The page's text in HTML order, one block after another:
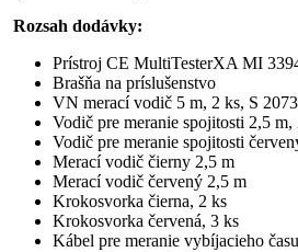
Rozsah dodávky:
Prístroj CE MultiTesterXA MI
Brašňa na príslušenstvo
VN merací vodič 5 m, 2 ks, S
Vodič pre meranie spojitosti 2,5 m,
Vodič pre meranie spojitosti
Merací vodič čierny 2,5 m
Merací vodič červený 2,5 m
Krokosvorka čierna, 2 ks
Krokosvorka červená, 3 ks
Kábel pre meranie vybíjacieho času